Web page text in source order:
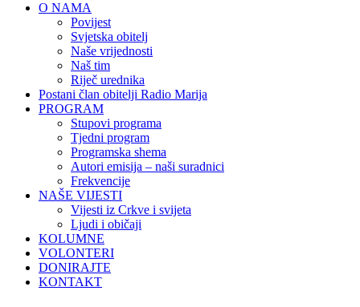
O NAMA
Povijest
Svjetska obitelj
Naše vrijednosti
Naš tim
Riječ urednika
Postani član obitelji Radio Marija
PROGRAM
Stupovi programa
Tjedni program
Programska shema
Autori emisija – naši suradnici
Frekvencije
NAŠE VIJESTI
Vijesti iz Crkve i svijeta
Ljudi i običaji
KOLUMNE
VOLONTERI
DONIRAJTE
KONTAKT